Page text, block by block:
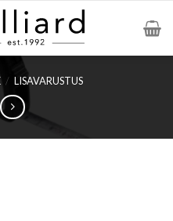
/ LISAVARUSTUS